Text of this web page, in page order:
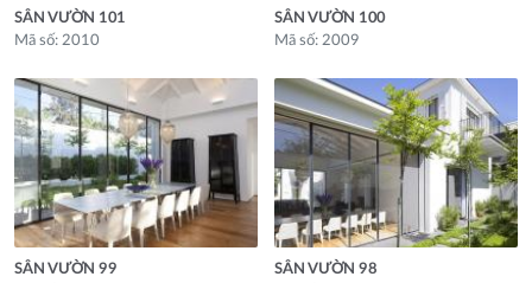
SÂN VƯỜN 101
Mã số: 2010
SÂN VƯỜN 100
Mã số: 2009
SÂN VƯỜN 99
SÂN VƯỜN 98